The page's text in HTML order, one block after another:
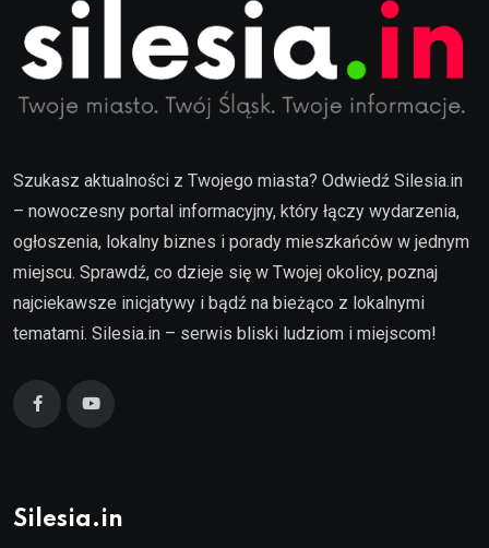
Szukasz aktualności z Twojego miasta? Odwiedź Silesia.in
– nowoczesny portal informacyjny, który łączy wydarzenia,
ogłoszenia, lokalny biznes i porady mieszkańców w jednym
miejscu. Sprawdź, co dzieje się w Twojej okolicy, poznaj
najciekawsze inicjatywy i bądź na bieżąco z lokalnymi
tematami. Silesia.in – serwis bliski ludziom i miejscom!
Silesia.in